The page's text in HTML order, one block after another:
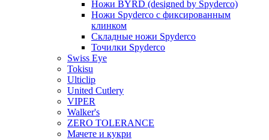
Ножи BYRD (designed by Spyderco)
Ножи Spyderco c фиксированным
клинком
Складные ножи Spyderco
Точилки Spyderco
Swiss Eye
Tokisu
Ulticlip
United Cutlery
VIPER
Walker's
ZERO TOLERANCE
Мачете и кукри